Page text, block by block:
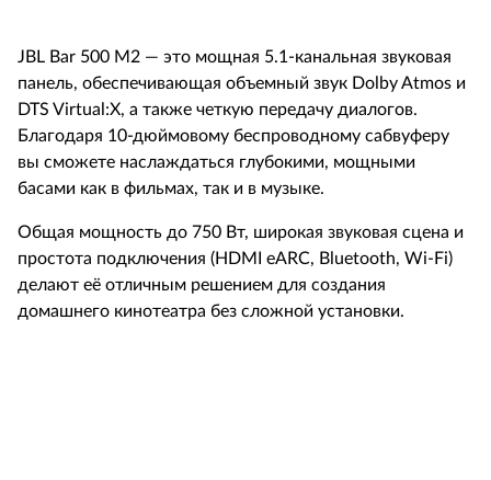
JBL Bar 500 M2 — это мощная 5.1-канальная звуковая
панель, обеспечивающая объемный звук Dolby Atmos и
DTS Virtual:X, а также четкую передачу диалогов.
Благодаря 10-дюймовому беспроводному сабвуферу
вы сможете наслаждаться глубокими, мощными
басами как в фильмах, так и в музыке.
Общая мощность до 750 Вт, широкая звуковая сцена и
простота подключения (HDMI eARC, Bluetooth, Wi-Fi)
делают её отличным решением для создания
домашнего кинотеатра без сложной установки.